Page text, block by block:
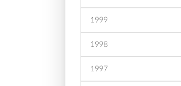
1999
1998
1997